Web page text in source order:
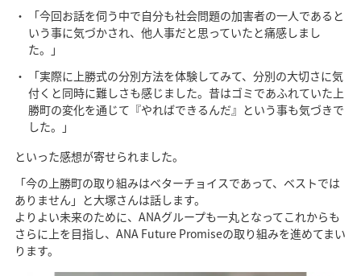
「今回お話を伺う中で自分も社会問題の加害者の一人であると
いう事に気づかされ、他人事だと思っていたと痛感しまし
た。」
「実際に上勝式の分別方法を体験してみて、分別の大切さに気
付くと同時に難しさも感じました。昔はゴミであふれていた上
勝町の変化を通じて『やればできるんだ』という事も気づきで
した。」
といった感想が寄せられました。
「今の上勝町の取り組みはベターチョイスであって、ベストでは
ありません」と大塚さんは話します。
よりよい未来のために、ANAグループも一丸となってこれからも
さらに上を目指し、ANA Future Promiseの取り組みを進めてまい
ります。